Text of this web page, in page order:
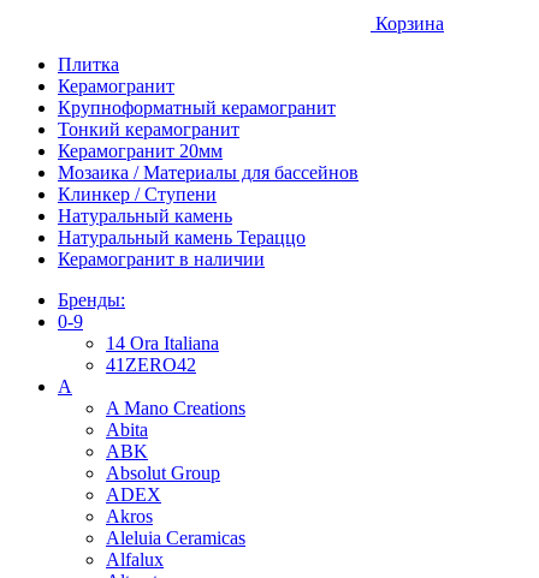
Корзина
Плитка
Керамогранит
Крупноформатный керамогранит
Тонкий керамогранит
Керамогранит 20мм
Мозаика / Материалы для бассейнов
Клинкер / Ступени
Натуральный камень
Натуральный камень Тераццо
Керамогранит в наличии
Бренды:
0-9
14 Ora Italiana
41ZERO42
A
A Mano Creations
Abita
ABK
Absolut Group
ADEX
Akros
Aleluia Ceramicas
Alfalux